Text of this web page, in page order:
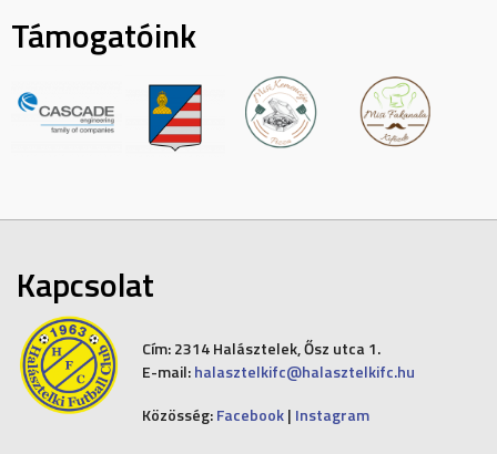
Támogatóink
Kapcsolat
Cím:2314 Halásztelek, Ősz utca 1.
E-mail: halasztelkifc@halasztelkifc.hu
Közösség: Facebook| Instagram